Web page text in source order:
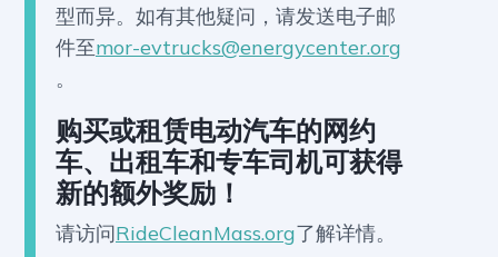
型而异。如有其他疑问，请发送电子邮
件至mor-evtrucks@energycenter.org
。
购买或租赁电动汽车的网约
车、出租车和专车司机可获得
新的额外奖励！
请访问RideCleanMass.org了解详情。